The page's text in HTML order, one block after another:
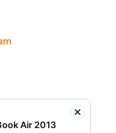
Air 2013